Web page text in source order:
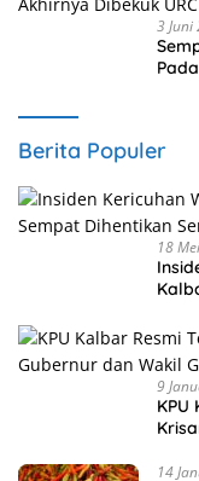
3 Juni
Berita Populer
18
9
KPU
14